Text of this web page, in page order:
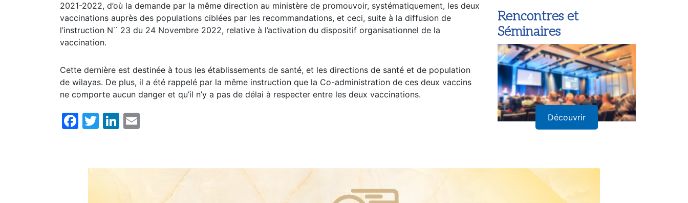
2021-2022, d’où la demande par la même direction au ministère de promouvoir, systématiquement, les deux
vaccinations auprès des populations ciblées par les recommandations, et ceci, suite à la diffusion de
l’instruction N¨ 23 du 24 Novembre 2022, relative à l’activation du dispositif organisationnel de la
vaccination.
Cette dernière est destinée à tous les établissements de santé, et les directions de santé et de population
de wilayas. De plus, il a été rappelé par la même instruction que la Co-administration de ces deux vaccins
ne comporte aucun danger et qu’il n’y a pas de délai à respecter entre les deux vaccinations.
Facebook
TwitterLinkedIn
Rencontres et
Séminaires
Découvrir